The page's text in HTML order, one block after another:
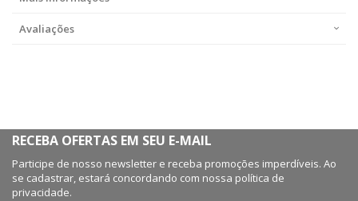
Avaliações
RECEBA OFERTAS EM SEU E-MAIL
Participe de nosso newsletter e receba promoções imperdíveis. Ao
se cadastrar, estará concordando com nossa política de
privacidade.